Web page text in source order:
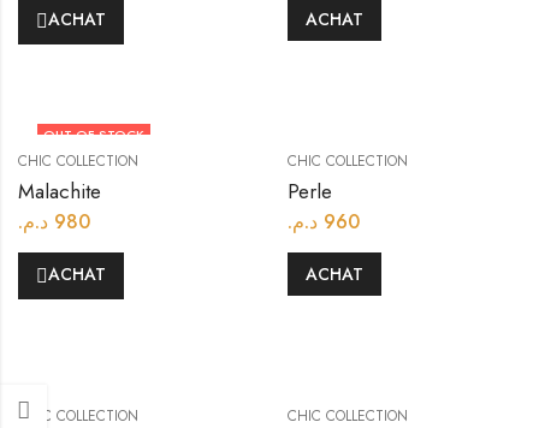
ACHAT ACHAT
OUT OF STOCK
CHIC COLLECTION
Malachite
980 د.م.
ACHAT
CHIC COLLECTION
Perle
960 د.م.
ACHAT
CHIC COLLECTION CHIC COLLECTION